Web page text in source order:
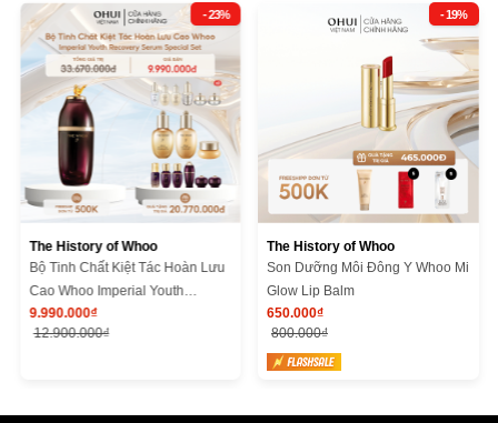
- 23%
The History of Whoo
Bộ Tinh Chất Kiệt Tác Hoàn Lưu
Cao Whoo Imperial Youth
Recovery Serum Special Set
9.990.000₫
12.900.000₫
- 19%
The History of Whoo
Son Dưỡng Môi Đông Y Whoo Mi
Glow Lip Balm
650.000₫
800.000₫